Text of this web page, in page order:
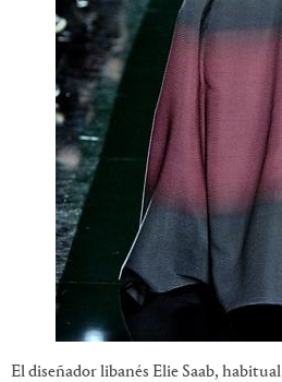
El diseñador libanés Elie Saab,